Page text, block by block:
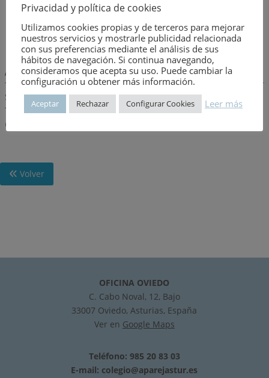
Año de publicación:
9 de agosto de 2026
Número:
3176
Descripción:
SE TRATA DE UNA BASE DE DATOS, Y DOCUMENTACIÓN
TÉCNICA COMERCIAL Y EMPRESARIAL, ELABORADA POR EL
COAAT DE GUADALAJARA.
Volver
OFICINA OVIEDO
C. Cabo Noval, 12, Bajo
33007 Oviedo, Asturias, España
Ver en Google Maps
Teléfono: 985 20 83 03
E-mail: colegio@aparejastur.es
Privacidad y política de cookies
Utilizamos cookies propias y de terceros para mejorar
nuestros servicios y mostrarle publicidad relacionada
con sus preferencias mediante el análisis de sus
hábitos de navegación. Si continua navegando,
consideramos que acepta su uso. Puede cambiar la
configuración u obtener más información.
Aceptar Rechazar Configurar Cookies Leer más